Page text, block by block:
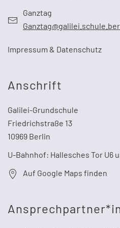
Ganztag
Impressum & Datenschutz
Anschrift
Galilei-Grundschule
Friedrichstraße 13
10969 Berlin
U-Bahnhof: Hallesches Tor U6
Auf Google Maps finden